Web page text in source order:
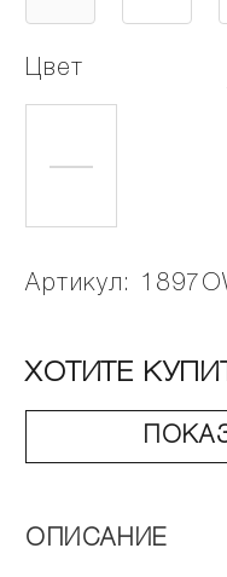
Цвет
Артикул:
ХОТИТЕ
ОПИСАНИЕ